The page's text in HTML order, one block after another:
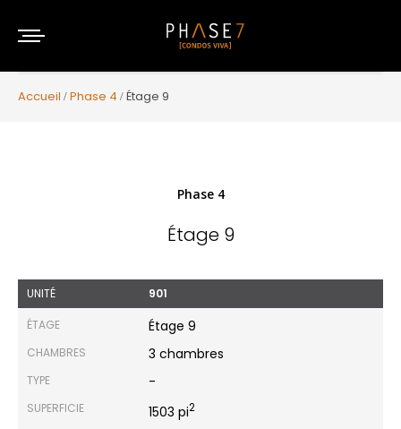
Accueil Phase 4 Étage 9
Phase 4
Étage 9
UNITÉ 901
ÉTAGE Étage 9
CHAMBRES 3 chambres
TYPE -
SUPERFICIE 1503 pi2